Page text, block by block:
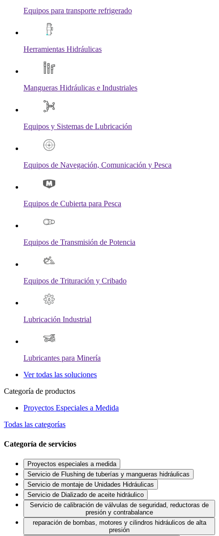
Equipos para transporte refrigerado
Herramientas Hidráulicas
Mangueras Hidráulicas e Industriales
Equipos y Sistemas de Lubricación
Equipos de Navegación, Comunicación y Pesca
Equipos de Cubierta para Pesca
Equipos de Transmisión de Potencia
Equipos de Trituración y Cribado
Lubricación Industrial
Lubricantes para Minería
Ver todas las soluciones
Categoría de productos
Proyectos Especiales a Medida
Todas las categorías
Categoría de servicios
Proyectos especiales a medida
Servicio de Flushing de tuberías y mangueras hidráulicas
Servicio de montaje de Unidades Hidráulicas
Servicio de Dializado de aceite hidráulico
Servicio de calibración de válvulas de seguridad, reductoras de
presión y contrabalance
reparación de bombas, motores y cilindros hidráulicos de alta
presión